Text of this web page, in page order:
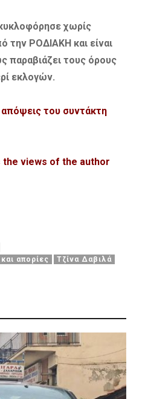
χωρίς
την ΡΟΔΙΑΚΗ και είναι
παραβιάζει τους όρους
εκλογών.
του συντάκτη
the views of the author
απορίες
Τζίνα Δαβιλά